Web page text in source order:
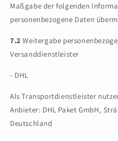
Maßgabe der folgenden
personenbezogene Daten
7.2 Weitergabe
Versanddienstleister
- DHL
Als Transportdienstleister
Anbieter: DHL Paket GmbH,
Deutschland